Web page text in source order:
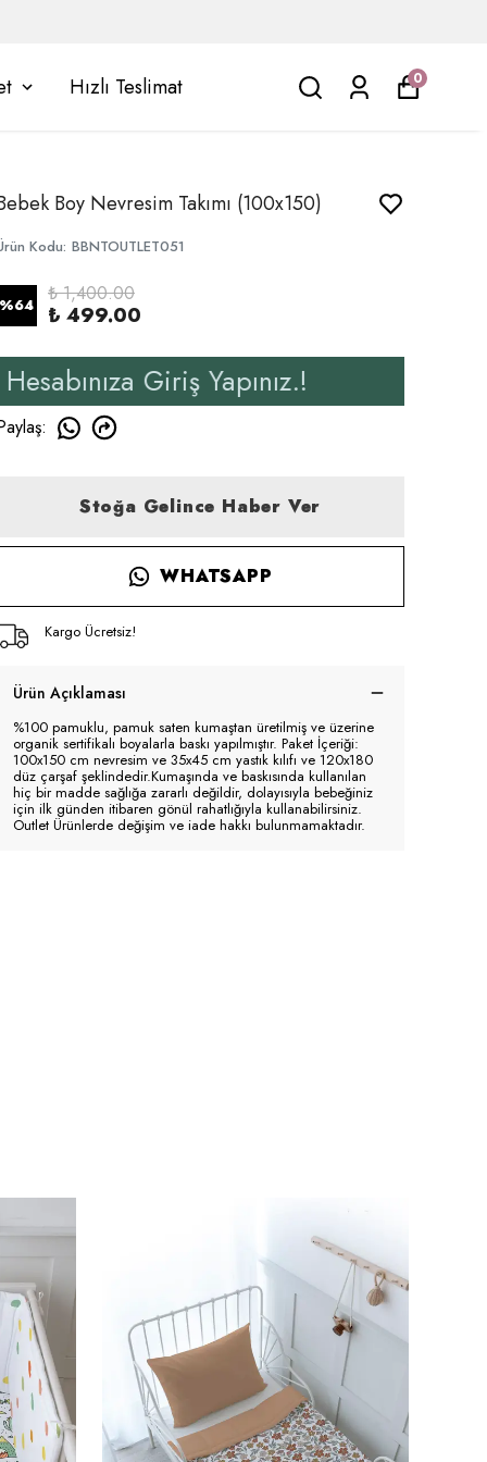
Hızlı Teslimat 0
Boy Nevresim Takımı (100x150)
Kodu: BBNTOUTLET051
%64 ₺ 1,400.00
₺ 499.00
Giriş Yapınız.!
:
Stoğa Gelince Haber Ver
WHATSAPP
Kargo Ücretsiz!
Ürün Açıklaması
%100 pamuklu, pamuk saten kumaştan üretilmiş ve üzerine
organik sertifikalı boyalarla baskı yapılmıştır. Paket İçeriği:
100x150 cm nevresim ve 35x45 cm yastık kılıfı ve 120x180
düz çarşaf şeklindedir.Kumaşında ve baskısında kullanılan
hiç bir madde sağlığa zararlı değildir, dolayısıyla bebeğiniz
için ilk günden itibaren gönül rahatlığıyla kullanabilirsiniz.
Outlet Ürünlerde değişim ve iade hakkı bulunmamaktadır.